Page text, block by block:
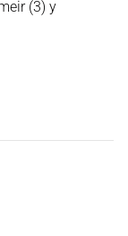
(3) y